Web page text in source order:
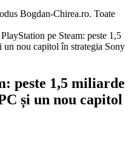
Bogdan-Chirea.ro. Toate
PlayStation pe Steam: peste 1,5
nou capitol în strategia Sony
peste 1,5 miliarde
și un nou capitol